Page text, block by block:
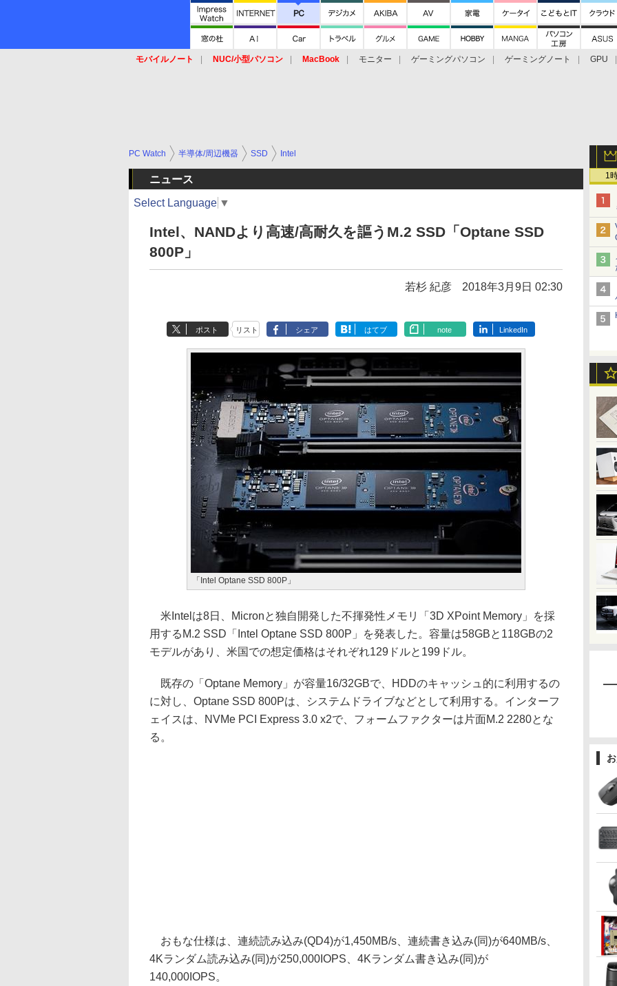
モバイルノート NUC/小型パソコン MacBook モニター ゲーミングパソコン ゲーミングノート
GPU
1
PC Watch 半導体/周辺機器 SSD Intel
ニュース
Select Language ▼
Intel、NANDより高速/高耐久を謳うM.2 SSD「Optane SSD
800P」
若杉 紀彦 2018年3月9日 02:30
ポスト リスト シェア はてブ note LinkedIn
「Intel Optane SSD 800P」
米Intelは8日、Micronと独自開発した不揮発性メモリ「3D XPoint Memory」を採
用するM.2 SSD「Intel Optane SSD 800P」を発表した。容量は58GBと118GBの2
モデルがあり、米国での想定価格はそれぞれ129ドルと199ドル。
既存の「Optane Memory」が容量16/32GBで、HDDのキャッシュ的に利用するの
に対し、Optane SSD 800Pは、システムドライブなどとして利用する。インターフ
ェイスは、NVMe PCI Express 3.0 x2で、フォームファクターは片面M.2 2280とな
る。
おもな仕様は、連続読み込み(QD4)が1,450MB/s、連続書き込み(同)が640MB/s、
4Kランダム読み込み(同)が250,000IOPS、4Kランダム書き込み(同)が
140,000IOPS。